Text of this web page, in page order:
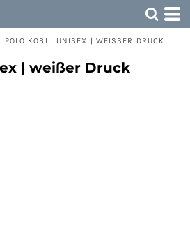
POLO KOBI | UNISEX | WEISSER DRUCK
| weißer Druck